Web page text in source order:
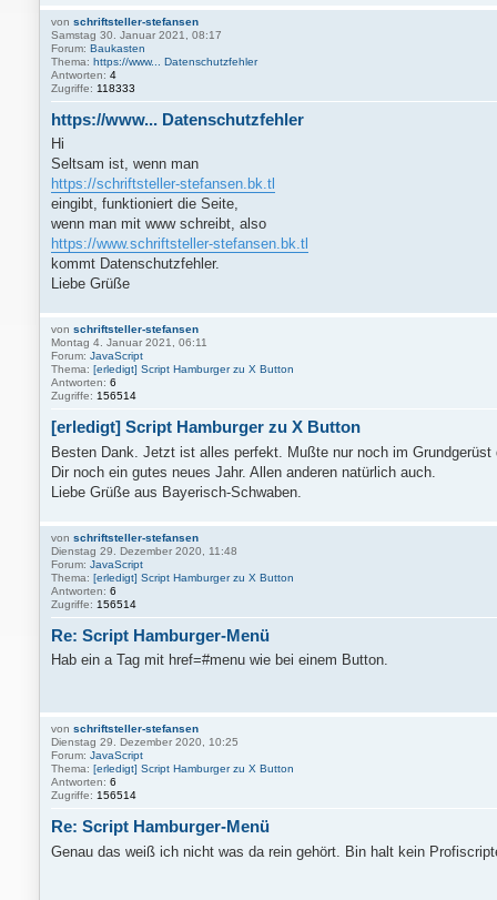
von schriftsteller-stefansen
Samstag 30. Januar 2021, 08:17
Forum: Baukasten
Thema: https://www... Datenschutzfehler
Antworten: 4
Zugriffe: 118333
https://www... Datenschutzfehler
Hi
Seltsam ist, wenn man
https://schriftsteller-stefansen.bk.tl
eingibt, funktioniert die Seite,
wenn man mit www schreibt, also
https://www.schriftsteller-stefansen.bk.tl
kommt Datenschutzfehler.
Liebe Grüße
von schriftsteller-stefansen
Montag 4. Januar 2021, 06:11
Forum: JavaScript
Thema: [erledigt] Script Hamburger zu X Button
Antworten: 6
Zugriffe: 156514
[erledigt] Script Hamburger zu X Button
Besten Dank. Jetzt ist alles perfekt. Mußte nur noch im Grundgerüst
Dir noch ein gutes neues Jahr. Allen anderen natürlich auch.
Liebe Grüße aus Bayerisch-Schwaben.
von schriftsteller-stefansen
Dienstag 29. Dezember 2020, 11:48
Forum: JavaScript
Thema: [erledigt] Script Hamburger zu X Button
Antworten: 6
Zugriffe: 156514
Re: Script Hamburger-Menü
Hab ein a Tag mit href=#menu wie bei einem Button.
von schriftsteller-stefansen
Dienstag 29. Dezember 2020, 10:25
Forum: JavaScript
Thema: [erledigt] Script Hamburger zu X Button
Antworten: 6
Zugriffe: 156514
Re: Script Hamburger-Menü
Genau das weiß ich nicht was da rein gehört. Bin halt kein